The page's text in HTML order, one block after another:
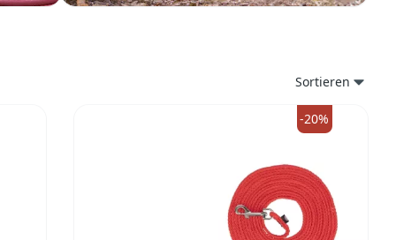
Sortieren
-20%